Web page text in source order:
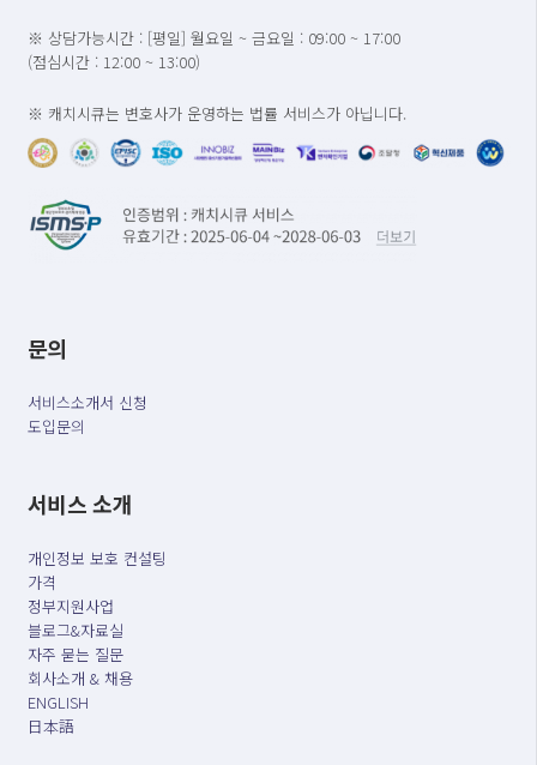
※ 상담가능시간 : [평일] 월요일 ~ 금요일 : 09:00 ~ 17:00
(점심시간 : 12:00 ~ 13:00)
※ 캐치시큐는 변호사가 운영하는 법률 서비스가 아닙니다.
문의
서비스소개서 신청
도입문의
서비스 소개
개인정보 보호 컨설팅
가격
정부지원사업
블로그&자료실
자주 묻는 질문
회사소개 & 채용
ENGLISH
日本語